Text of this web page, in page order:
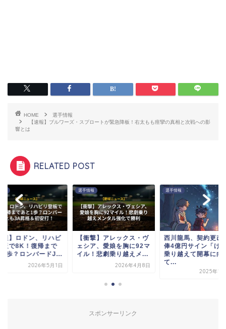
HOME
選手情報
【速報】ブルワーズ・スプロートが緊急降板！右太もも痙攣の真相と次戦への影
響とは
RELATED POST
報】ロドン、リハビ
板で8K！復帰まで
1歩？ロンバードJ...
2026年5月1日
選手情報
【衝撃】アレックス・ヴ
ェシア、愛娘を胸に92マ
イル！悲劇乗り越えメ...
2026年4月8日
選手情報
西川龍馬、契約更改
俸4億円サイン「け
乗り越えて開幕に向
て...
2025年12
スポンサーリンク